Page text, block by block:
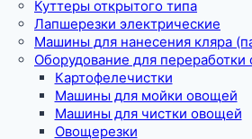
Куттеры открытого типа
Лапшерезки электрические
Машины для нанесения кляра
Оборудование для
Картофелечистки
Машины для мойки овощей
Машины для чистки овощей
Овощерезки